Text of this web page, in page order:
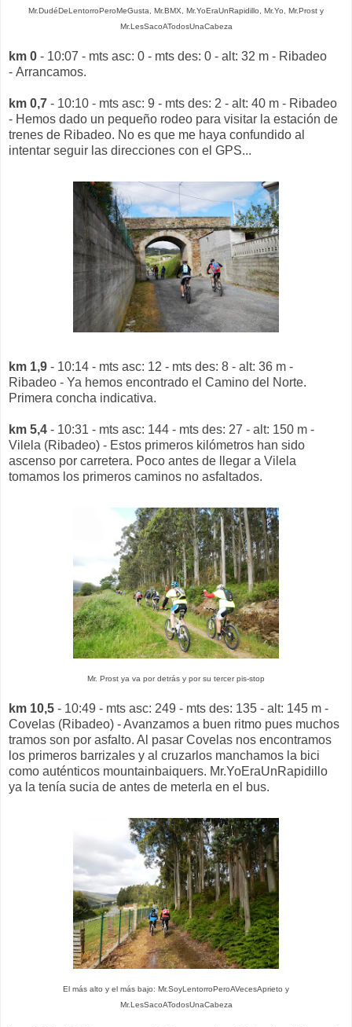
Mr.DudéDeLentorroPeroMeGusta, Mr.BMX, Mr.YoEraUnRapidillo, Mr.Yo, Mr.Prost y
Mr.LesSacoATodosUnaCabeza
km 0 - 10:07 - mts asc: 0 - mts des: 0 - alt: 32 m - Ribadeo
- Arrancamos.
km 0,7 - 10:10 - mts asc: 9 - mts des: 2 - alt: 40 m - Ribadeo
- Hemos dado un pequeño rodeo para visitar la estación de
trenes de Ribadeo. No es que me haya confundido al
intentar seguir las direcciones con el GPS...
km 1,9 - 10:14 - mts asc: 12 - mts des: 8 - alt: 36 m -
Ribadeo - Ya hemos encontrado el Camino del Norte.
Primera concha indicativa.
km 5,4 - 10:31 - mts asc: 144 - mts des: 27 - alt: 150 m -
Vilela (Ribadeo) - Estos primeros kilómetros han sido
ascenso por carretera. Poco antes de llegar a Vilela
tomamos los primeros caminos no asfaltados.
Mr. Prost ya va por detrás y por su tercer pis-stop
km 10,5 - 10:49 - mts asc: 249 - mts des: 135 - alt: 145 m -
Covelas (Ribadeo) - Avanzamos a buen ritmo pues muchos
tramos son por asfalto. Al pasar Covelas nos encontramos
los primeros barrizales y al cruzarlos manchamos la bici
como auténticos mountainbaiquers. Mr.YoEraUnRapidillo
ya la tenía sucia de antes de meterla en el bus.
El más alto y el más bajo: Mr.SoyLentorroPeroAVecesAprieto y
Mr.LesSacoATodosUnaCabeza